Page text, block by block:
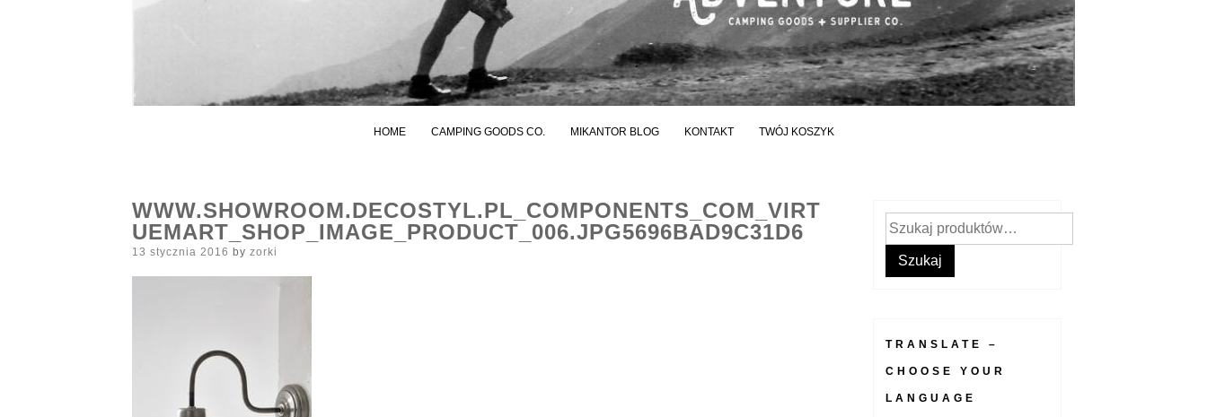
HOME CAMPING GOODS CO. MIKANTOR BLOG KONTAKT TWÓJ KOSZYK
WWW.SHOWROOM.DECOSTYL.PL_COMPONENTS_COM_VIRT
UEMART_SHOP_IMAGE_PRODUCT_006.JPG5696BAD9C31D6
Posted
13 stycznia 2016 by zorki
Szukaj:
Szukaj
TRANSLATE –
CHOOSE YOUR
LANGUAGE